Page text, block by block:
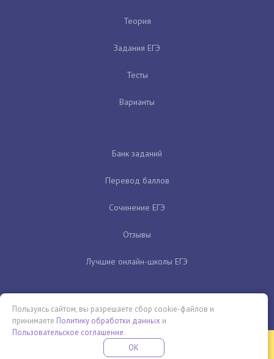
Теория
Задания ЕГЭ
Тесты
Варианты
Банк заданий
Перевод баллов
Сочинение ЕГЭ
Отзывы
Лучшие онлайн-школы ЕГЭ
Бесплатная летняя школа
ПРОВЕДИ ЭТО ЛЕТО С ПОЛЬЗОЙ
Пользуясь сайтом, вы разрешаете сбор cookie-файлов и
принимаете Политику обработки данных и
Пользовательское соглашение.
OK